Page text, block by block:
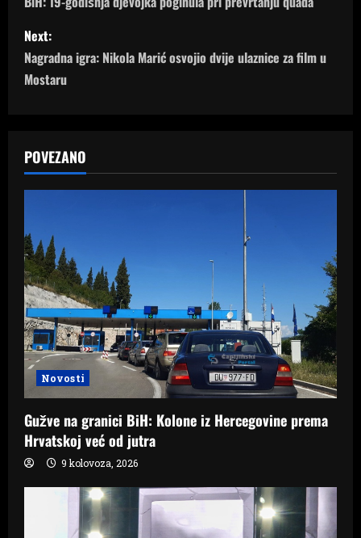
s
t
a
v
g
a
t
i
o
n
Next:
Nagradna igra: Nikola Marić osvojio dvije ulaznice za film u
Mostaru
POVEZANO
Novosti
Gužve na granici BiH: Kolone iz Hercegovine prema
Hrvatskoj već od jutra
9 kolovoza, 2026